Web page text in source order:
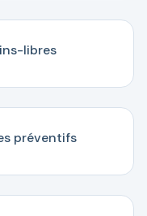
libres
préventifs